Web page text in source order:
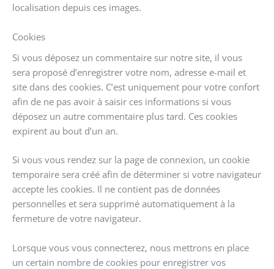
localisation depuis ces images.
Cookies
Si vous déposez un commentaire sur notre site, il vous
sera proposé d’enregistrer votre nom, adresse e-mail et
site dans des cookies. C’est uniquement pour votre confort
afin de ne pas avoir à saisir ces informations si vous
déposez un autre commentaire plus tard. Ces cookies
expirent au bout d’un an.
Si vous vous rendez sur la page de connexion, un cookie
temporaire sera créé afin de déterminer si votre navigateur
accepte les cookies. Il ne contient pas de données
personnelles et sera supprimé automatiquement à la
fermeture de votre navigateur.
Lorsque vous vous connecterez, nous mettrons en place
un certain nombre de cookies pour enregistrer vos